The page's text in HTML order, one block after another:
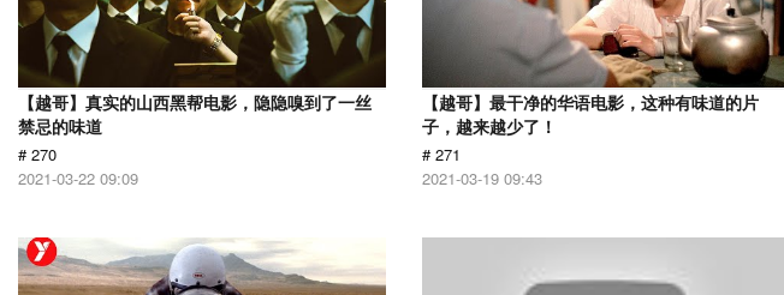
【越哥】真实的山西黑帮电影，隐隐嗅到了一丝
禁忌的味道
# 270
2021-03-22 09:09
【越哥】最干净的华语电影，这种有味道的片
子，越来越少了！
# 271
2021-03-19 09:43